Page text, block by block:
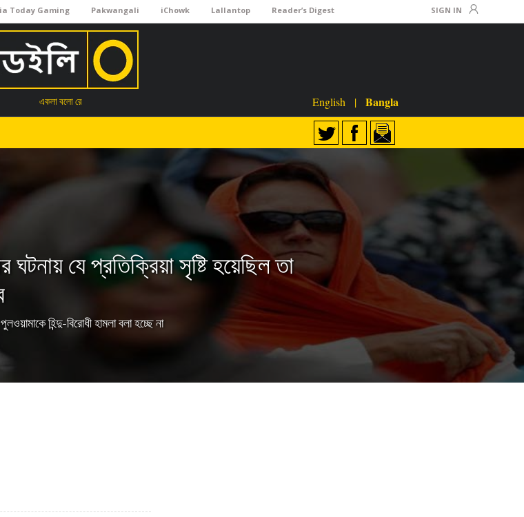
Today Gaming Pakwangali iChowk Lallantop Reader’s Digest SIGN IN
একলা বলো রে English | Bangla
ঘটনায় যে প্রতিক্রিয়া সৃষ্টি হয়েছিল তা
হিন্দু-বিরোধী হামলা বলা হচ্ছে না